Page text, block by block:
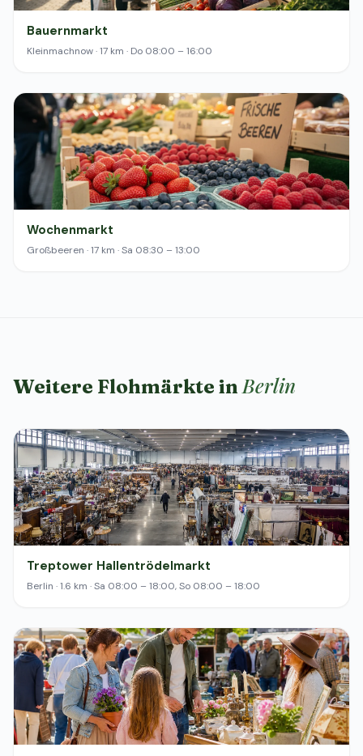
Bauernmarkt
Kleinmachnow · 17 km · Do 08:00 – 16:00
Wochenmarkt
Großbeeren · 17 km · Sa 08:30 – 13:00
Weitere Flohmärkte inBerlin
Treptower Hallentrödelmarkt
Berlin · 1.6 km · Sa 08:00 – 18:00, So 08:00 – 18:00